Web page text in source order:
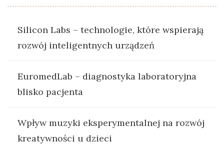
Silicon Labs – technologie, które wspierają
rozwój inteligentnych urządzeń
EuromedLab – diagnostyka laboratoryjna
blisko pacjenta
Wpływ muzyki eksperymentalnej na rozwój
kreatywności u dzieci